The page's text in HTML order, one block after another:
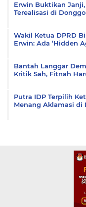
Erwin Buktikan
Terealisasi di Donggo
Wakil Ketua DPRD
Erwin: Ada ‘Hidden
Bantah Langgar
Kritik Sah, Fitnah
Putra IDP Terpilih
Menang Aklamasi di